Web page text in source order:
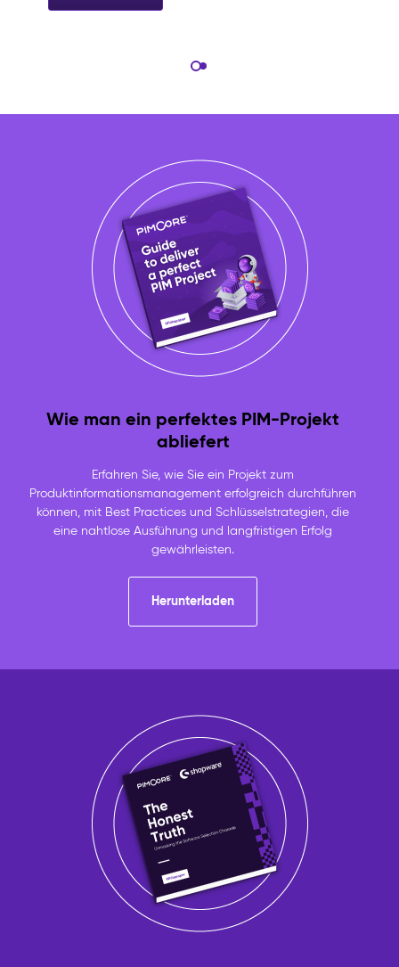
Wie man ein perfektes PIM-Projekt
abliefert
Erfahren Sie, wie Sie ein Projekt zum
Produktinformationsmanagement erfolgreich durchführen
können, mit Best Practices und Schlüsselstrategien, die
eine nahtlose Ausführung und langfristigen Erfolg
gewährleisten.
Herunterladen